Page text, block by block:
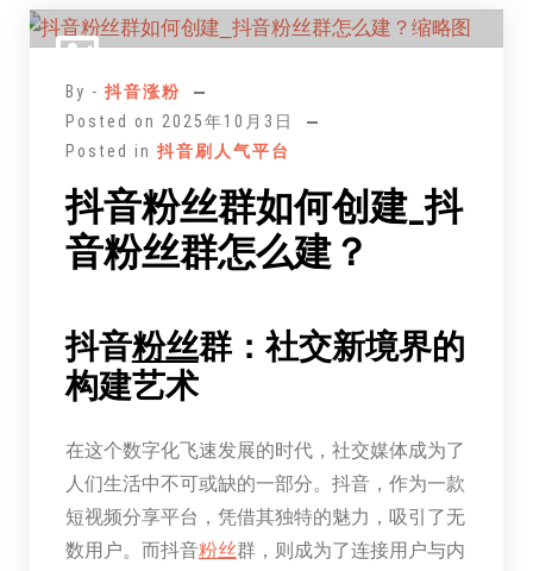
By - 抖音涨粉
Posted on 2025年10月3日
Posted in 抖音刷人气平台
抖音粉丝群如何创建_抖
音粉丝群怎么建？
抖音粉丝群：社交新境界的
构建艺术
在这个数字化飞速发展的时代，社交媒体成为了
人们生活中不可或缺的一部分。抖音，作为一款
短视频分享平台，凭借其独特的魅力，吸引了无
数用户。而抖音粉丝群，则成为了连接用户与内